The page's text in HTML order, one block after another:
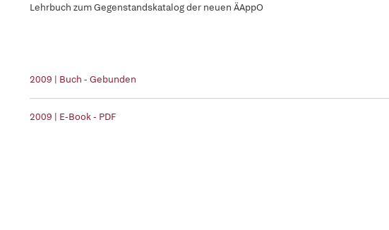
Lehrbuch zum Gegenstandskatalog der neuen ÄAppO
2009 | Buch - Gebunden
2009 | E-Book - PDF